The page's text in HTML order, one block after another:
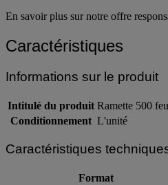
En savoir plus sur notre offre
Caractéristiques
Informations sur le produit
Intitulé du produit Ramette 500
Conditionnement L'unité
Caractéristiques
Format